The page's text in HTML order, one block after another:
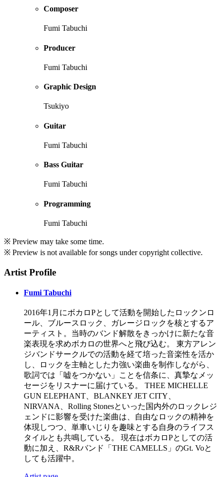
Composer
Fumi Tabuchi
Producer
Fumi Tabuchi
Graphic Design
Tsukiyo
Guitar
Fumi Tabuchi
Bass Guitar
Fumi Tabuchi
Programming
Fumi Tabuchi
※ Preview may take some time.
※ Preview is not available for songs under copyright collective.
Artist Profile
Fumi Tabuchi
2016年1月にボカロPとして活動を開始したロックンロ
ール、ブルースロック、ガレージロックを核とするア
ーティスト。当時のバンド解散をきっかけに新たな音
楽表現を求めボカロの世界へと飛び込む。 東方アレン
ジバンドサークルでの活動を経て培った音楽性を活か
し、ロックを主軸とした力強い楽曲を制作しながら、
歌詞では「嘘をつかない」ことを信条に、真摯なメッ
セージをリスナーに届けている。 THEE MICHELLE
GUN ELEPHANT、BLANKEY JET CITY、
NIRVANA、Rolling Stonesといった国内外のロックレジ
ェンドに影響を受けた楽曲は、自由なロックの精神を
体現しつつ、単車いじりを趣味とする自身のライフス
タイルとも共鳴している。 現在はボカロPとしての活
動に加え、R&Rバンド「THE CAMELLS」のGt. Voと
しても活躍中。